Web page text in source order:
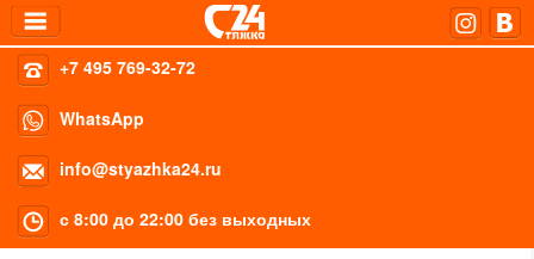
+7 495 769-32-72
WhatsApp
info@styazhka24.ru
с 8:00 до 22:00 без выходных